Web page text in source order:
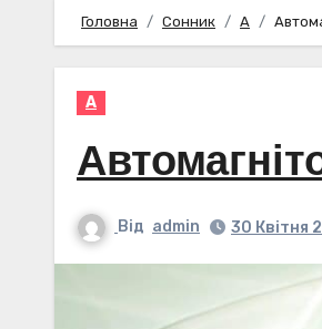
Головна Сонник А
А
Від admin 30 Квітня